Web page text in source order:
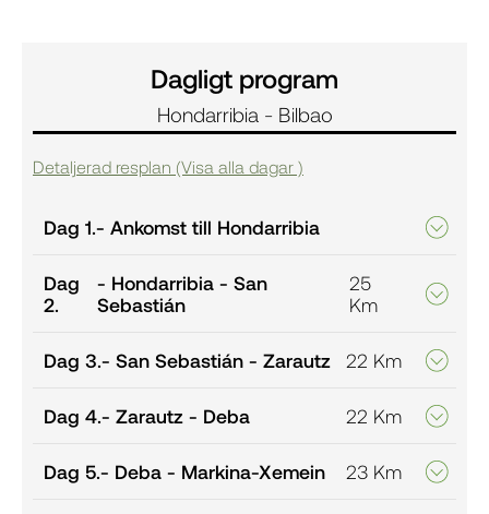
Dagligt program
Hondarribia - Bilbao
Detaljerad resplan (Visa alla dagar )
Dag 1.- Ankomst till Hondarribia
Dag
2.
- Hondarribia - San
Sebastián
25
Km
Dag 3.- San Sebastián - Zarautz 22 Km
Dag 4.- Zarautz - Deba 22 Km
Dag 5.- Deba - Markina-Xemein 23 Km